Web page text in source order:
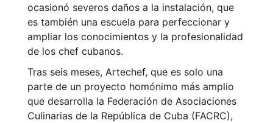
ocasionó severos daños a la instalación, que
es también una escuela para perfeccionar y
ampliar los conocimientos y la profesionalidad
de los chef cubanos.
Tras seis meses, Artechef, que es solo una
parte de un proyecto homónimo más amplio
que desarrolla la Federación de Asociaciones
Culinarias de la República de Cuba (FACRC),